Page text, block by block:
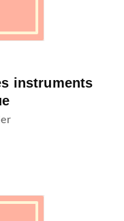
instruments